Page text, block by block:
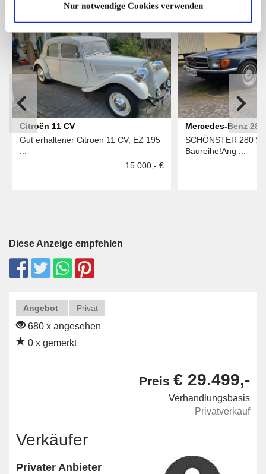
Nur notwendige Cookies verwenden
Citroën 11 CV
Gut erhaltener Citroen 11 CV, EZ 195
15.000,- €
Mercedes-Benz
SCHÖNSTER 280
Baureihe!Ang ...
Diese Anzeige empfehlen
Angebot Privat
680 x angesehen
0 x gemerkt
Preis € 29.499,-
Verhandlungsbasis
Privatverkauf
Verkäufer
Privater Anbieter